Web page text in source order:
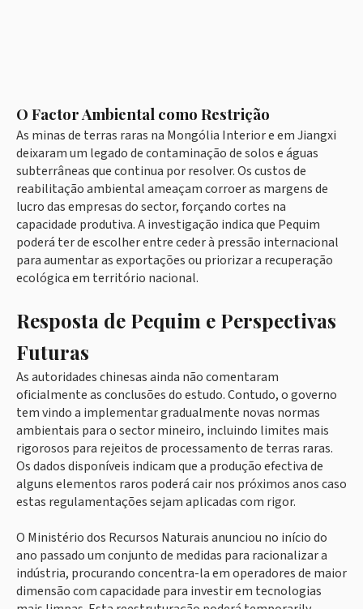
O Factor Ambiental como Restrição
As minas de terras raras na Mongólia Interior e em Jiangxi
deixaram um legado de contaminação de solos e águas
subterrâneas que continua por resolver. Os custos de
reabilitação ambiental ameaçam corroer as margens de
lucro das empresas do sector, forçando cortes na
capacidade produtiva. A investigação indica que Pequim
poderá ter de escolher entre ceder à pressão internacional
para aumentar as exportações ou priorizar a recuperação
ecológica em território nacional.
Resposta de Pequim e Perspectivas
Futuras
As autoridades chinesas ainda não comentaram
oficialmente as conclusões do estudo. Contudo, o governo
tem vindo a implementar gradualmente novas normas
ambientais para o sector mineiro, incluindo limites mais
rigorosos para rejeitos de processamento de terras raras.
Os dados disponíveis indicam que a produção efectiva de
alguns elementos raros poderá cair nos próximos anos caso
estas regulamentações sejam aplicadas com rigor.
O Ministério dos Recursos Naturais anunciou no início do
ano passado um conjunto de medidas para racionalizar a
indústria, procurando concentra-la em operadores de maior
dimensão com capacidade para investir em tecnologias